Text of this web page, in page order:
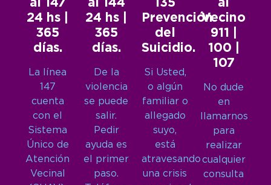
al 147
24 hs |
365
días.
La línea
147
cuenta
con el
Sistema
Único de
Atención
Vecinal
al 144
24 hs |
365
días.
De la
violencia
se puede
salir.
Pedir
ayuda es
el primer
paso.
135
Prevención
del
Suicidio.
Si Usted,
o algún
familiar o
allegado
suyo,
está
atravesando
una crisis
al
Vecino
911 |
100 |
107
No dude
en
llamarnos
para
realizar
cualquier
consulta